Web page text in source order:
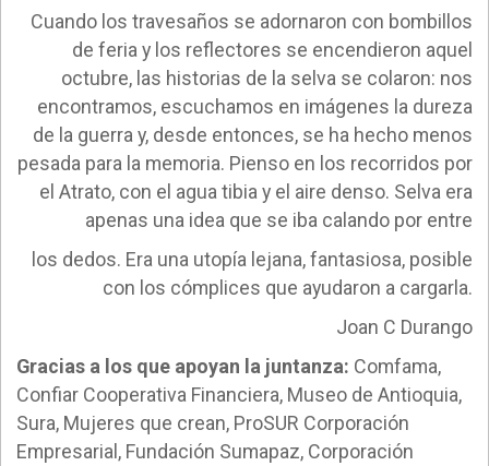
Cuando los travesaños se adornaron con bombillos
de feria y los reflectores se encendieron aquel
octubre, las historias de la selva se colaron: nos
encontramos, escuchamos en imágenes la dureza
de la guerra y, desde entonces, se ha hecho menos
pesada para la memoria. Pienso en los recorridos por
el Atrato, con el agua tibia y el aire denso. Selva era
apenas una idea que se iba calando por entre
los dedos. Era una utopía lejana, fantasiosa, posible
con los cómplices que ayudaron a cargarla.
Joan C Durango
Gracias a los que apoyan la juntanza: Comfama,
Confiar Cooperativa Financiera, Museo de Antioquia,
Sura, Mujeres que crean, ProSUR Corporación
Empresarial, Fundación Sumapaz, Corporación